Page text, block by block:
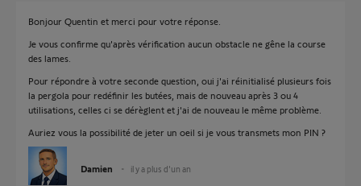
Bonjour Quentin et merci pour votre réponse.
Je vous confirme qu'après vérification aucun obstacle ne gêne la course
des lames.
Pour répondre à votre seconde question, oui j'ai réinitialisé plusieurs fois
la pergola pour redéfinir les butées, mais de nouveau après 3 ou 4
utilisations, celles ci se dérèglent et j'ai de nouveau le même problème.
Auriez vous la possibilité de jeter un oeil si je vous transmets mon PIN ?
Damien il y a plus d'un an